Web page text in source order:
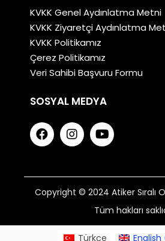
KVKK Genel Aydınlatma Metni
KVKK Ziyaretçi Aydınlatma
KVKK Politikamız
Çerez Politikamız
Veri Sahibi Başvuru Formu
SOSYAL MEDYA
Copyright © 2024 Atiker Sıralı
Tüm hakları
Türkçe English